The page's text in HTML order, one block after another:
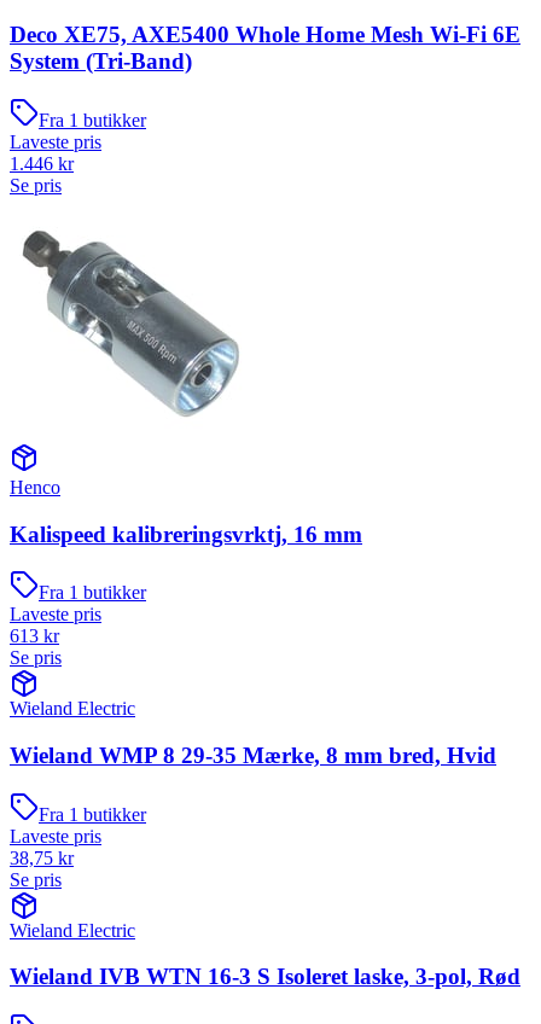
Deco XE75, AXE5400 Whole Home Mesh Wi-Fi 6E
System (Tri-Band)
Fra 1 butikker
Laveste pris
1.446 kr
Se pris
Henco
Kalispeed kalibreringsvrktj, 16 mm
Fra 1 butikker
Laveste pris
613 kr
Se pris
Wieland Electric
Wieland WMP 8 29-35 Mærke, 8 mm bred, Hvid
Fra 1 butikker
Laveste pris
38,75 kr
Se pris
Wieland Electric
Wieland IVB WTN 16-3 S Isoleret laske, 3-pol, Rød